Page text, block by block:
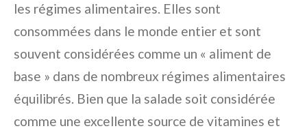
les régimes alimentaires. Elles sont
consommées dans le monde entier et sont
souvent considérées comme un « aliment de
base » dans de nombreux régimes alimentaires
équilibrés. Bien que la salade soit considérée
comme une excellente source de vitamines et